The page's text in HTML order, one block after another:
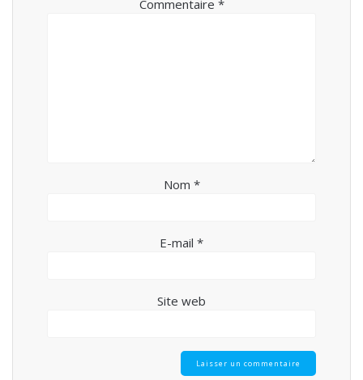
Commentaire *
Nom *
E-mail *
Site web